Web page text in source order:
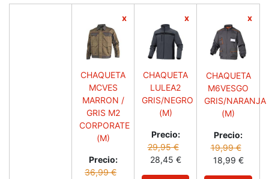
x
CHAQUETA
MCVES
MARRON /
GRIS M2
CORPORATE
(M)
Precio:
36,99€
x
CHAQUETA
LULEA2
GRIS/NEGRO
(M)
Precio:
29,95€
28,45 €
x
CHAQUETA
M6VESGO
GRIS/NARANJA
(M)
Precio:
19,99€
18,99 €